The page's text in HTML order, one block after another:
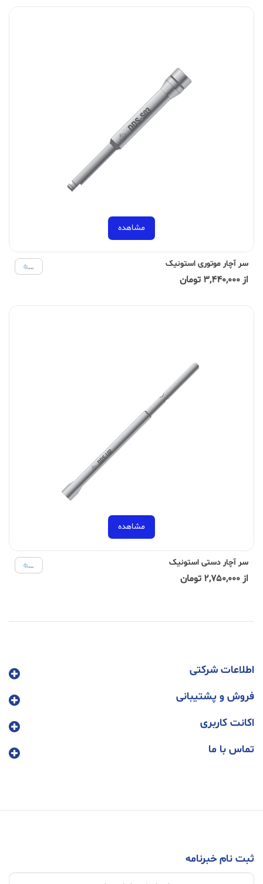
مشاهده
سر آچار موتوری استونیک
از 3,440,000 تومان
مشاهده
سر آچار دستی استونیک
از 2,750,000 تومان
اطلاعات شرکتی
فروش و پشتیبانی
اکانت کاربری
تماس با ما
ثبت نام خبرنامه